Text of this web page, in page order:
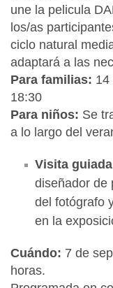
une la pelicula
los/as
ciclo natural
adaptará a las
Para familias: 14
18:30
Para niños: Se
a lo largo del
Visita
diseñador de
del fotógrafo
en la
Cuándo: 7 de
horas.